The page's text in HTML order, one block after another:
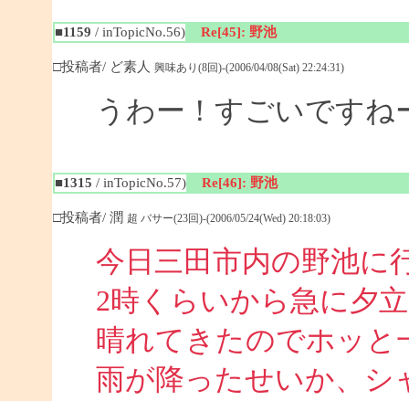
■1159 / inTopicNo.56) Re[45]: 野池
□投稿者/ ど素人 興味あり(8回)-(2006/04/08(Sat) 22:24:31)
うわー！すごいですね
■1315 / inTopicNo.57) Re[46]: 野池
□投稿者/ 潤 超 バサー(23回)-(2006/05/24(Wed) 20:18:03)
今日三田市内の野池に
2時くらいから急に夕
晴れてきたのでホッと
雨が降ったせいか、シ